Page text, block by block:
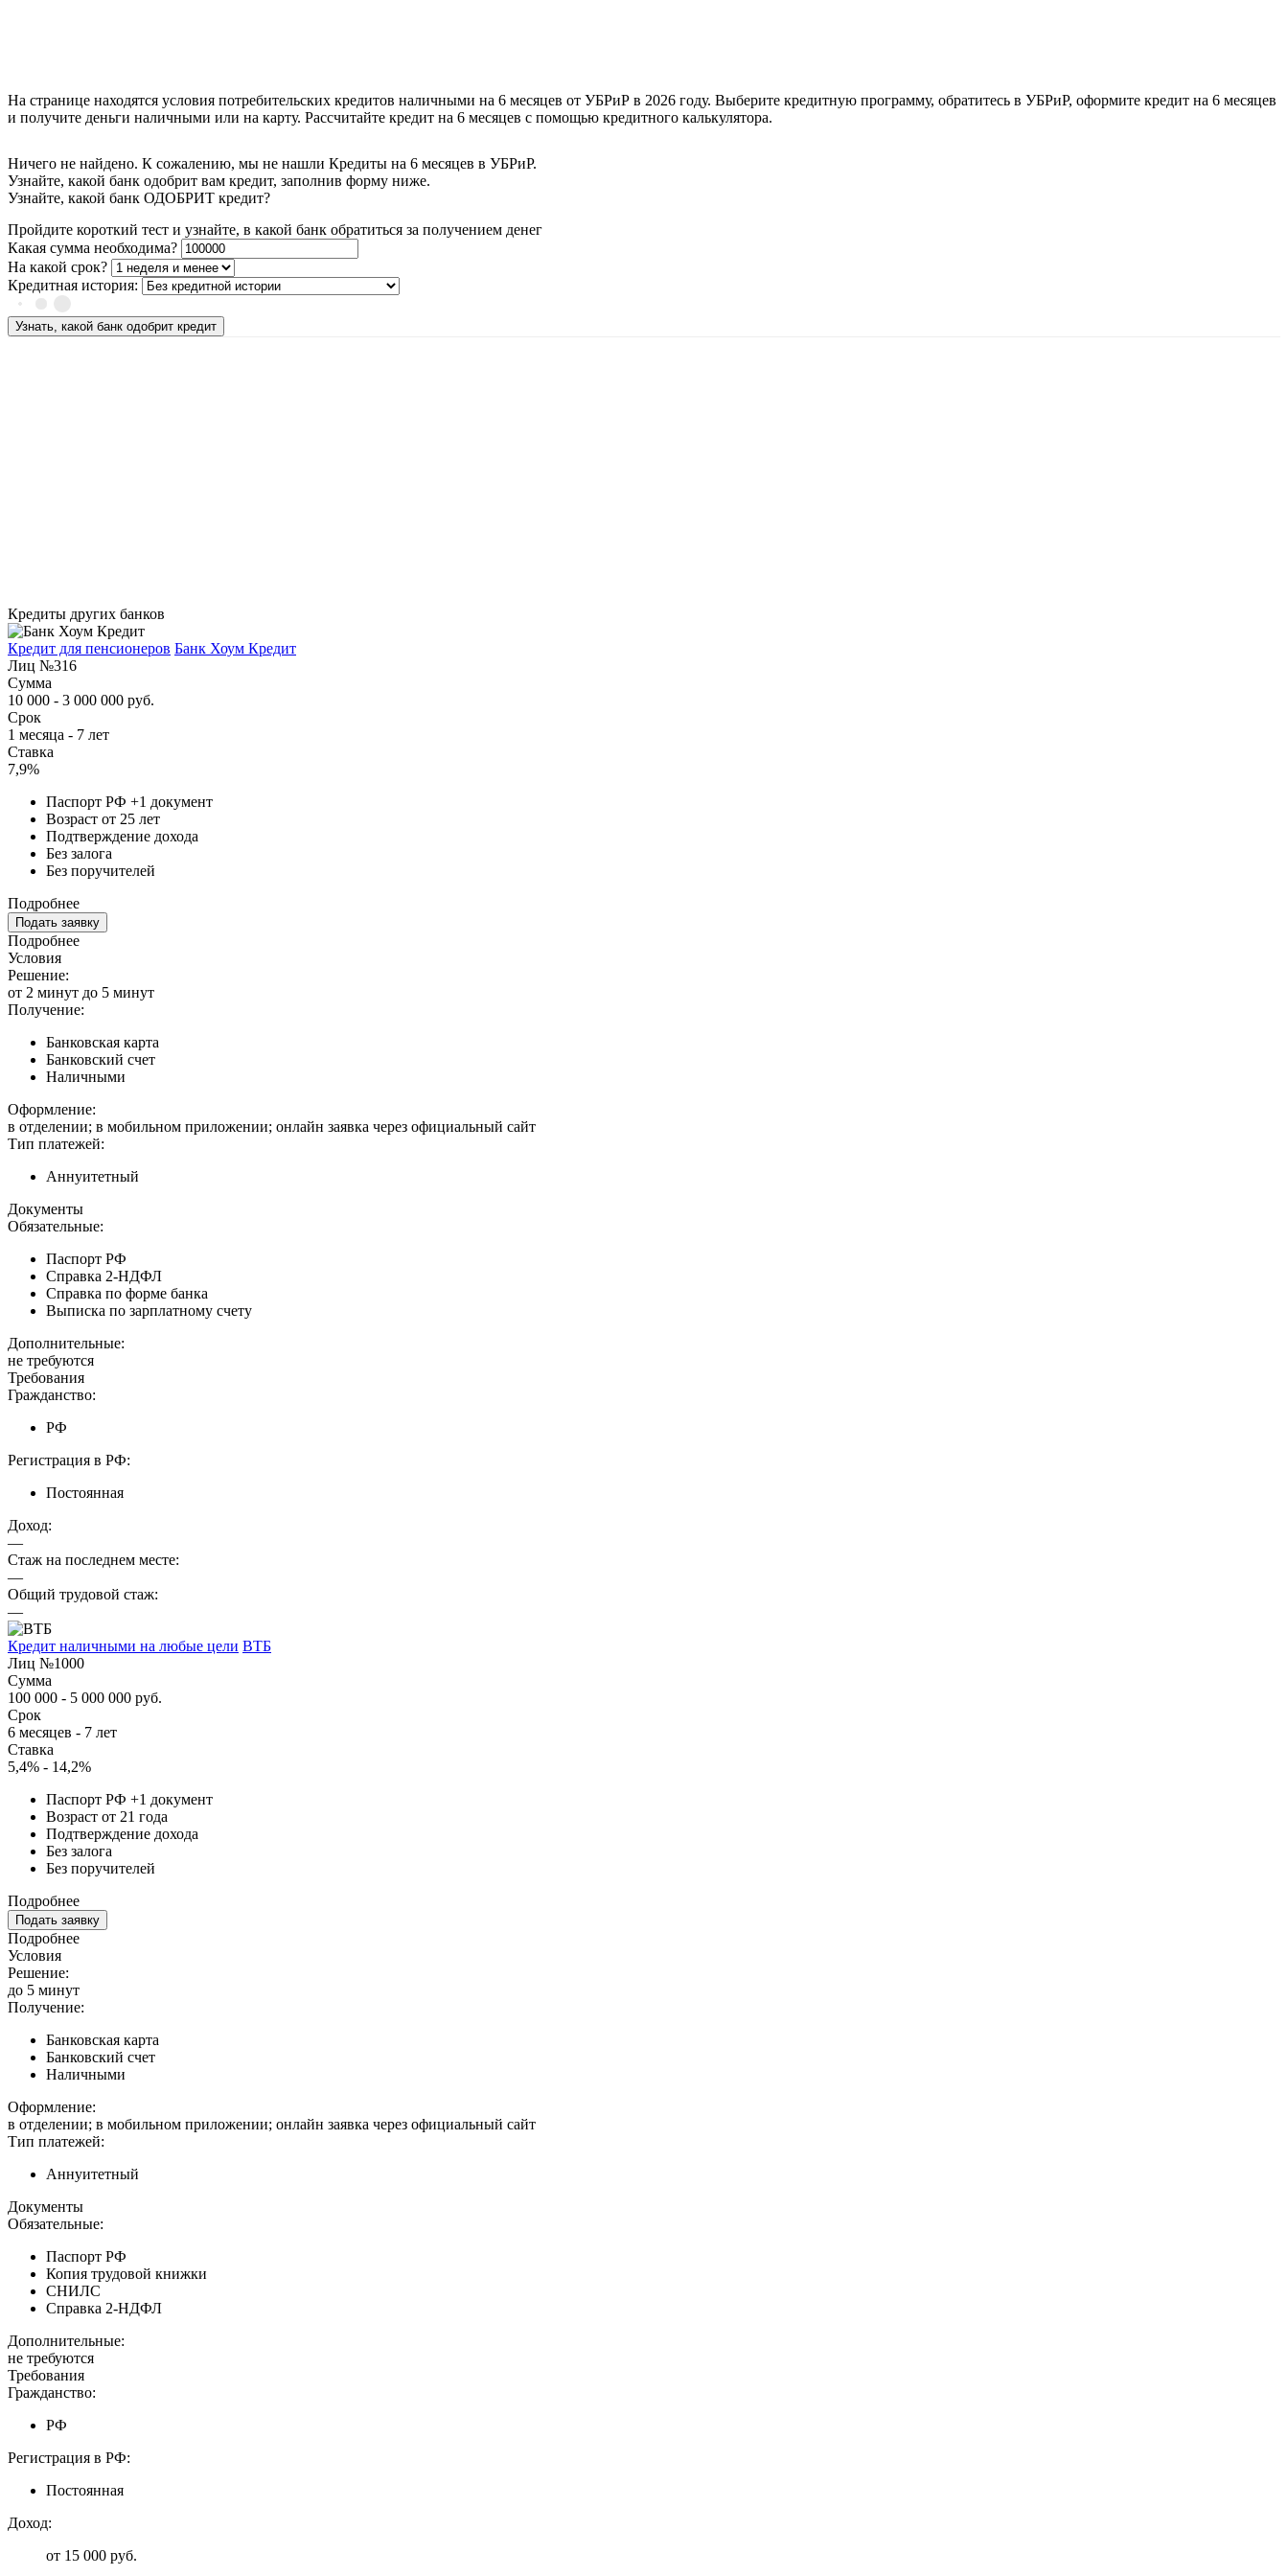
На странице находятся условия потребительских кредитов наличными на 6 месяцев от УБРиР в 2026 году. Выберите кредитную программу, обратитесь в УБРиР, оформите кредит на 6 месяцев
и получите деньги наличными или на карту. Рассчитайте кредит на 6 месяцев с помощью кредитного калькулятора.
Ничего не найдено. К сожалению, мы не нашли Кредиты на 6 месяцев в УБРиР.
Узнайте, какой банк одобрит вам кредит, заполнив форму ниже.
Узнайте, какой банк ОДОБРИТ кредит?
Пройдите короткий тест и узнайте, в какой банк обратиться за получением денег
Какая сумма необходима?
На какой срок?
Кредитная история:
Узнать, какой банк одобрит кредит
Кредиты других банков
Кредит для пенсионеров Банк Хоум Кредит
Лиц №316
Сумма
10 000 - 3 000 000 руб.
Срок
1 месяца - 7 лет
Ставка
7,9%
Паспорт РФ +1 документ
Возраст от 25 лет
Подтверждение дохода
Без залога
Без поручителей
Подробнее
Подать заявку
Подробнее
Условия
Решение:
от 2 минут до 5 минут
Получение:
Банковская карта
Банковский счет
Наличными
Оформление:
в отделении; в мобильном приложении; онлайн заявка через официальный сайт
Тип платежей:
Аннуитетный
Документы
Обязательные:
Паспорт РФ
Справка 2-НДФЛ
Справка по форме банка
Выписка по зарплатному счету
Дополнительные:
не требуются
Требования
Гражданство:
РФ
Регистрация в РФ:
Постоянная
Доход:
—
Стаж на последнем месте:
—
Общий трудовой стаж:
—
Кредит наличными на любые цели ВТБ
Лиц №1000
Сумма
100 000 - 5 000 000 руб.
Срок
6 месяцев - 7 лет
Ставка
5,4% - 14,2%
Паспорт РФ +1 документ
Возраст от 21 года
Подтверждение дохода
Без залога
Без поручителей
Подробнее
Подать заявку
Подробнее
Условия
Решение:
до 5 минут
Получение:
Банковская карта
Банковский счет
Наличными
Оформление:
в отделении; в мобильном приложении; онлайн заявка через официальный сайт
Тип платежей:
Аннуитетный
Документы
Обязательные:
Паспорт РФ
Копия трудовой книжки
СНИЛС
Справка 2-НДФЛ
Дополнительные:
не требуются
Требования
Гражданство:
РФ
Регистрация в РФ:
Постоянная
Доход:
от 15 000 руб.